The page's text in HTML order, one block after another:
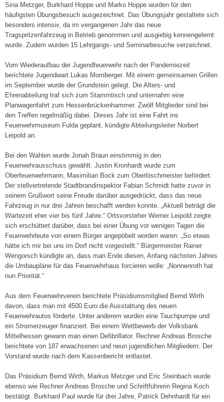
Sina Metzger, Burkhard Hoppe und Marko Hoppe wurden für den
häufigsten Übungsbesuch ausgezeichnet. Das Übungsjahr gestaltete sich
besonders intensiv, da im vergangenen Jahr das neue
Tragspritzenfahrzeug in Betrieb genommen und ausgiebig kennengelernt
wurde. Zudem wurden 15 Lehrgangs- und Seminarbesuche verzeichnet.
Vom Wiederaufbau der Jugendfeuerwehr nach der Pandemiezeit
berichtete Jugendwart Lukas Momberger. Mit einem gemeinsamen Grillen
im September wurde der Grundstein gelegt. Die Alters- und
Ehrenabteilung traf sich zum Stammtisch und unternahm eine
Planwagenfahrt zum Hessenbrückenhammer. Zwölf Mitglieder sind bei
den Treffen regelmäßig dabei. Dieses Jahr ist eine Fahrt ins
Feuerwehrmuseum Fulda geplant, kündigte Abteilungsleiter Norbert
Leipold an.
Bei den Wahlen wurde Jonah Braun einstimmig in den
Feuerwehrausschuss gewählt. Justin Kronhardt wurde zum
Oberfeuerwehrmann, Maximilian Bock zum Oberlöschmeister befördert.
Der stellvertretende Stadtbrandinspektor Fabian Schmidt hatte zuvor in
seinem Grußwort seine Freude darüber ausgedrückt, dass das neue
Fahrzeug in nur drei Jahren beschafft werden konnte. „Aktuell beträgt die
Wartezeit eher vier bis fünf Jahre.“ Ortsvorsteher Werner Leipold zeigte
sich erschüttert darüber, dass bei einer Übung vor wenigen Tagen die
Feuerwehrleute von einem Bürger angepöbelt worden waren: „So etwas
hätte ich mir bei uns im Dorf nicht vorgestellt.“ Bürgermeister Rainer
Wengorsch kündigte an, dass man Ende diesen, Anfang nächsten Jahres
die Umbaupläne für das Feuerwehrhaus forcieren wolle: „Nonnenroth hat
nun Priorität.“
Aus dem Feuerwehrverein berichtete Präsidiumsmitglied Bernd Wirth
davon, dass man mit 4500 Euro die Ausstattung des neuen
Feuerwehrautos förderte. Unter anderem wurden eine Tauchpumpe und
ein Stromerzeuger finanziert. Bei einem Wettbewerb der Volksbank
Mittelhessen gewann man einen Defibrillator. Rechner Andreas Brosche
berichtete von 187 erwachsenen und neun jugendlichen Mitgliedern. Der
Vorstand wurde nach dem Kassenbericht entlastet.
Das Präsidium Bernd Wirth, Markus Metzger und Eric Steinbach wurde
ebenso wie Rechner Andreas Brosche und Schriftführerin Regina Koch
bestätigt. Burkhard Paul wurde für drei Jahre, Patrick Dehnhardt für ein